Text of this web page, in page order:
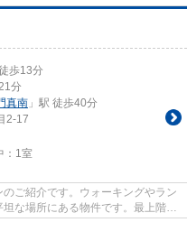
歩13分
分
真南 」駅 徒歩40分
2-17
1室
ご紹介です。ウォーキングやラン
な場所にある物件です。最上階の